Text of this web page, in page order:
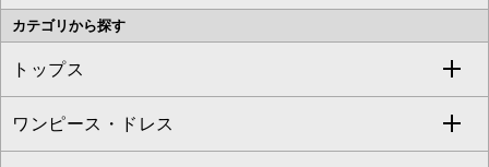
OFUON le MK
MK MICHEL KLEIN HOMME
MK MICHEL KLEIN BAG
カテゴリから探す
トップス
すべてのトップス
ワンピース・ドレス